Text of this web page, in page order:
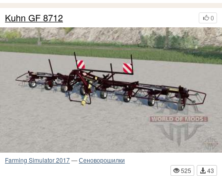
0
Kuhn GF 8712
Farming Simulator 2017—Сеноворошилки
525
43